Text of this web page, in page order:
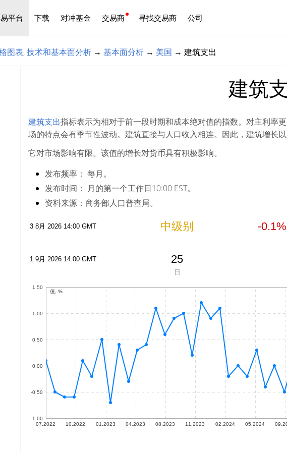
平台 下载 对冲基金 交易商 寻找交易商 公司
图表, 技术和基本面分析 → 基本面分析 → 美国 → 建筑支出
建筑
建筑支出指标表示为相对于前一段时期和成本绝对值的指数。对主利率
场的特点会有季节性波动。建筑直接与人口收入相连。因此，建筑增长
它对市场影响有限。该值的增长对货币具有积极影响。
发布频率： 每月。
发布时间：
月的第一个工作日10:00 EST。
资料来源： 商务部人口普查局。